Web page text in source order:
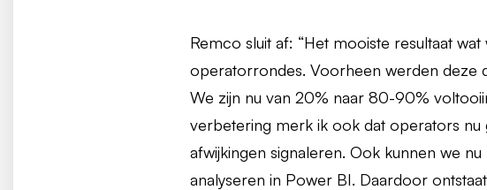
Remco sluit af: “Het mooiste resultaat
operatorrondes. Voorheen werden deze
We zijn nu van 20% naar 80-90%
verbetering merk ik ook dat operators
afwijkingen signaleren. Ook kunnen we
analyseren in Power BI. Daardoor